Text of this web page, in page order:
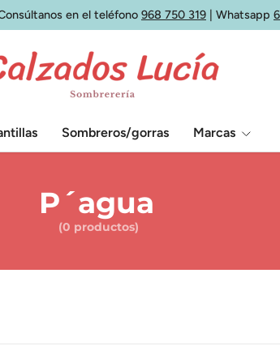
en el teléfono 968 750 319 | Whatsapp
Sombreros/gorras Marcas
P´agua
(0 productos)